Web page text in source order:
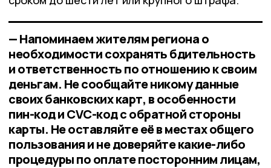
— Напоминаем жителям региона о
необходимости сохранять бдительность
и ответственность по отношению к своим
деньгам. Не сообщайте никому данные
своих банковских карт, в особенности
пин-код и CVC-код с обратной стороны
карты. Не оставляйте её в местах общего
пользования и не доверяйте какие-либо
процедуры по оплате посторонним лицам,